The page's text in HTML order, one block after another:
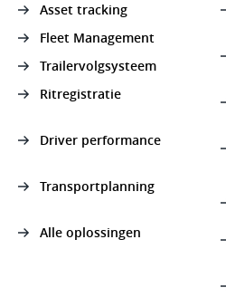
Asset tracking
Fleet Management
Trailervolgsysteem
Ritregistratie
Driver performance
Transportplanning
Alle oplossingen